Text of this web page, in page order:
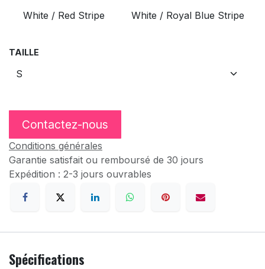
White / Red Stripe White / Royal Blue Stripe
TAILLE
Contactez-nous
Conditions générales
Garantie satisfait ou remboursé de 30 jours
Expédition : 2-3 jours ouvrables
Spécifications